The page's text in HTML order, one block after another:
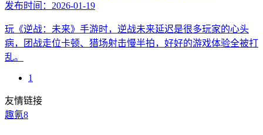
发布时间： 2026-01-19
玩《逆战：未来》手游时，逆战未来延迟是很多玩家的心头
病，团战走位卡顿、猎场射击慢半拍，好好的游戏体验全被打
乱。
1
友情链接
趣氪8